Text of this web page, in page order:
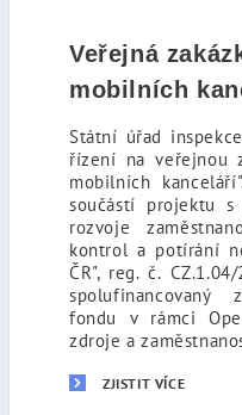
Veřejná
mobilních
Státní úřad
řízení na veřejnou
mobilních
součástí projektu s
rozvoje
kontrol a potírání
ČR", reg. č.
spolufinancovaný
fondu v rámci
zdroje a
ZJISTIT VÍCE